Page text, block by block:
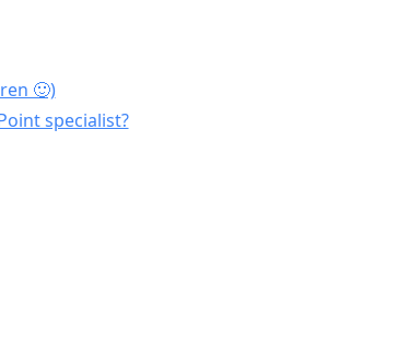
🙂)
specialist?